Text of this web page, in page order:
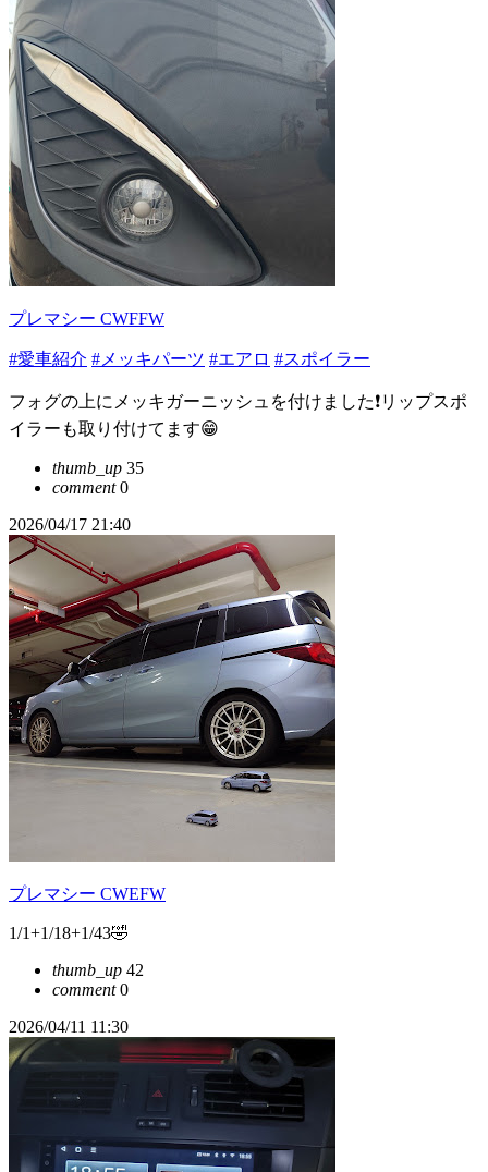
プレマシー CWFFW
#愛車紹介 #メッキパーツ #エアロ #スポイラー
フォグの上にメッキガーニッシュを付けました❗️リップスポ
イラーも取り付けてます😁
thumb_up 35
comment0
2026/04/17 21:40
プレマシー CWEFW
1/1+1/18+1/43🤣
thumb_up 42
comment0
2026/04/11 11:30